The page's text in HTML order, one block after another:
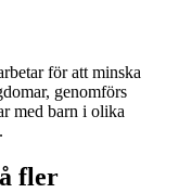
för att minska
genomförs
med barn i olika
fler